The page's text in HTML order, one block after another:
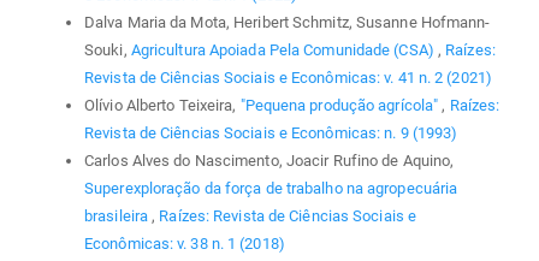
Dalva Maria da Mota, Heribert Schmitz, Susanne Hofmann-
Souki, Agricultura Apoiada Pela Comunidade (CSA) , Raízes:
Revista de Ciências Sociais e Econômicas: v. 41 n. 2 (2021)
Olívio Alberto Teixeira, "Pequena produção agrícola", Raízes:
Revista de Ciências Sociais e Econômicas: n. 9 (1993)
Carlos Alves do Nascimento, Joacir Rufino de Aquino,
Superexploração da força de trabalho na agropecuária
brasileira, Raízes: Revista de Ciências Sociais e
Econômicas: v. 38 n. 1 (2018)